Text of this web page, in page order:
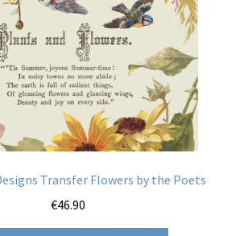
Transfer Flowers by the Poets
€46.90